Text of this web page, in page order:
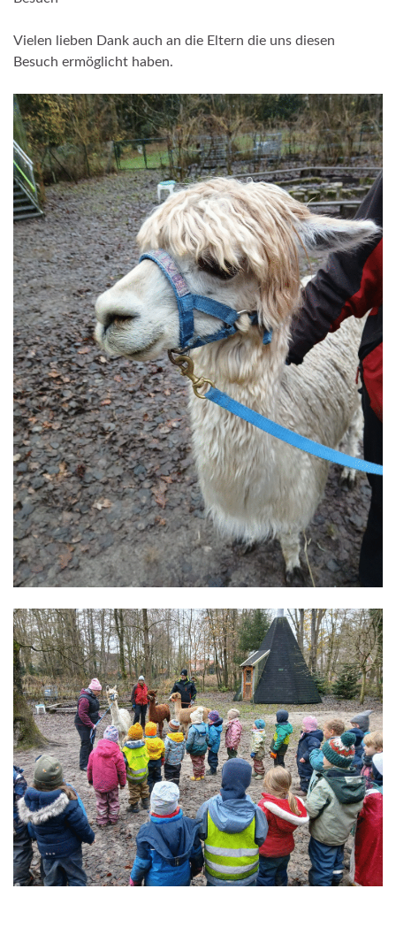
Vielen lieben Dank auch an die Eltern die uns diesen
Besuch ermöglicht haben.